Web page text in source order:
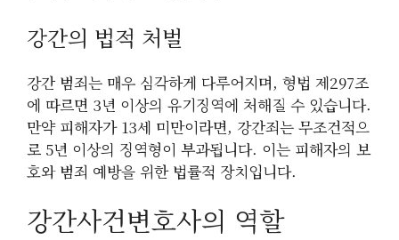
강간의 법적 처벌
강간 범죄는 매우 심각하게 다루어지며, 형법 제297조
에 따르면 3년 이상의 유기징역에 처해질 수 있습니다.
만약 피해자가 13세 미만이라면, 강간죄는 무조건적으
로 5년 이상의 징역형이 부과됩니다. 이는 피해자의 보
호와 범죄 예방을 위한 법률적 장치입니다.
강간사건변호사의 역할